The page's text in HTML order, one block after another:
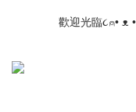
📣如果遇到結帳沒有反
歡迎光臨૮⍝• ᴥ
📣如果遇到結帳沒有反